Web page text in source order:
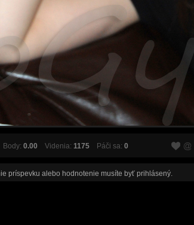
Body: 0.00 Videnia: 1175 Páči sa: 0
príspevku alebo hodnotenie musíte byť prihlásený.